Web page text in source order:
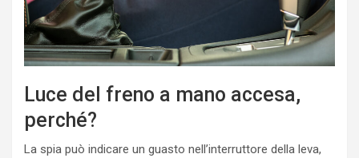
Luce del freno a mano accesa,
perché?
La spia può indicare un guasto nell’interruttore della leva,